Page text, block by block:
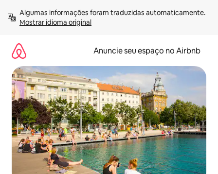
para
Mostrar idioma original
Anuncie seu espaço no Airbnb